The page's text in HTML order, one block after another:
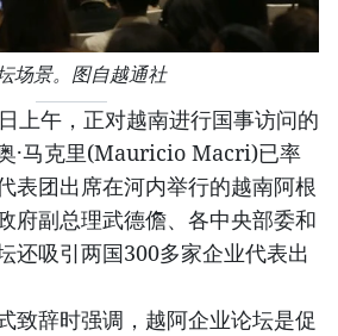
场景。图自越通社
午，正对越南进行国事访问的
·马克里(Mauricio Macri)已率
表团出席在河内举行的越南阿根
府副总理武德儋、各中央部委和
还吸引两国300多家企业代表出
致辞时强调，越阿企业论坛是促